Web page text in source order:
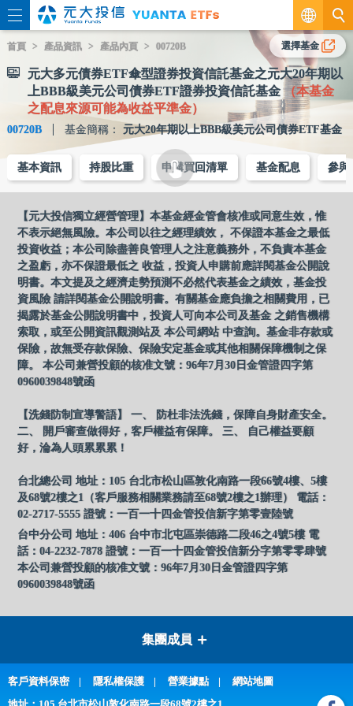
繁
EN
首頁 產品資訊 產品內頁 00720B
元大多元債券ETF傘型證券投資信託基金之元大20年期以
上BBB級美元公司債券ETF證券投資信託基金（本基金
之配息來源可能為收益平準金）
00720B 基金簡稱： 元大20年期以上BBB級美元公司債券ETF基金
選擇基金
基本資訊 持股比重 申購買回清單 基金配息 參與
【元大投信獨立經營管理】本基金經金管會核准或同意生效，惟
不表示絕無風險。本公司以往之經理績效， 不保證本基金之最低
投資收益；本公司除盡善良管理人之注意義務外，不負責本基金
之盈虧，亦不保證最低之 收益，投資人申購前應詳閱基金公開說
明書。本文提及之經濟走勢預測不必然代表基金之績效，基金投
資風險 請詳閱基金公開說明書。有關基金應負擔之相關費用，已
揭露於基金公開說明書中，投資人可向本公司及基金 之銷售機構
索取，或至公開資訊觀測站及 本公司網站 中查詢。基金非存款或
保險，故無受存款保險、保險安定基金或其他相關保障機制之保
障。 本公司兼營投顧的核准文號：96年7月30日金管證四字第
0960039848號函
【洗錢防制宣導警語】 一、 防杜非法洗錢，保障自身財產安全。
二、 開戶審查做得好，客戶權益有保障。 三、 自己權益要顧
好，淪為人頭累累累！
台北總公司 地址：105 台北市松山區敦化南路一段66號4樓、5樓
及68號2樓之1（客戶服務相關業務請至68號2樓之1辦理） 電話：
02-2717-5555 證號：一百一十四金管投信新字第零壹陸號
台中分公司 地址：406 台中市北屯區崇德路二段46之4號5樓 電
話：04-2232-7878 證號：一百一十四金管投信新分字第零零肆號
本公司兼營投顧的核准文號：96年7月30日金管證四字第
0960039848號函
集團成員
客戶資料保密 隱私權保護 營業據點
網站地圖